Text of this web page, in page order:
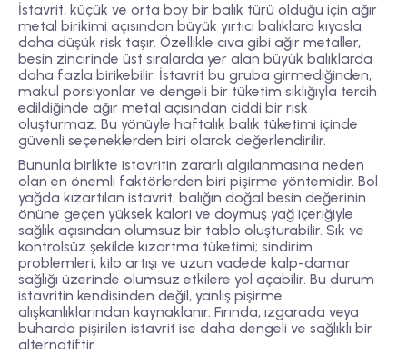
İstavrit, küçük ve orta boy bir balık türü olduğu için ağır
metal birikimi açısından büyük yırtıcı balıklara kıyasla
daha düşük risk taşır. Özellikle cıva gibi ağır metaller,
besin zincirinde üst sıralarda yer alan büyük balıklarda
daha fazla birikebilir. İstavrit bu gruba girmediğinden,
makul porsiyonlar ve dengeli bir tüketim sıklığıyla tercih
edildiğinde ağır metal açısından ciddi bir risk
oluşturmaz. Bu yönüyle haftalık balık tüketimi içinde
güvenli seçeneklerden biri olarak değerlendirilir.
Bununla birlikte istavritin zararlı algılanmasına neden
olan en önemli faktörlerden biri pişirme yöntemidir. Bol
yağda kızartılan istavrit, balığın doğal besin değerinin
önüne geçen yüksek kalori ve doymuş yağ içeriğiyle
sağlık açısından olumsuz bir tablo oluşturabilir. Sık ve
kontrolsüz şekilde kızartma tüketimi; sindirim
problemleri, kilo artışı ve uzun vadede kalp-damar
sağlığı üzerinde olumsuz etkilere yol açabilir. Bu durum
istavritin kendisinden değil, yanlış pişirme
alışkanlıklarından kaynaklanır. Fırında, ızgarada veya
buharda pişirilen istavrit ise daha dengeli ve sağlıklı bir
alternatiftir.